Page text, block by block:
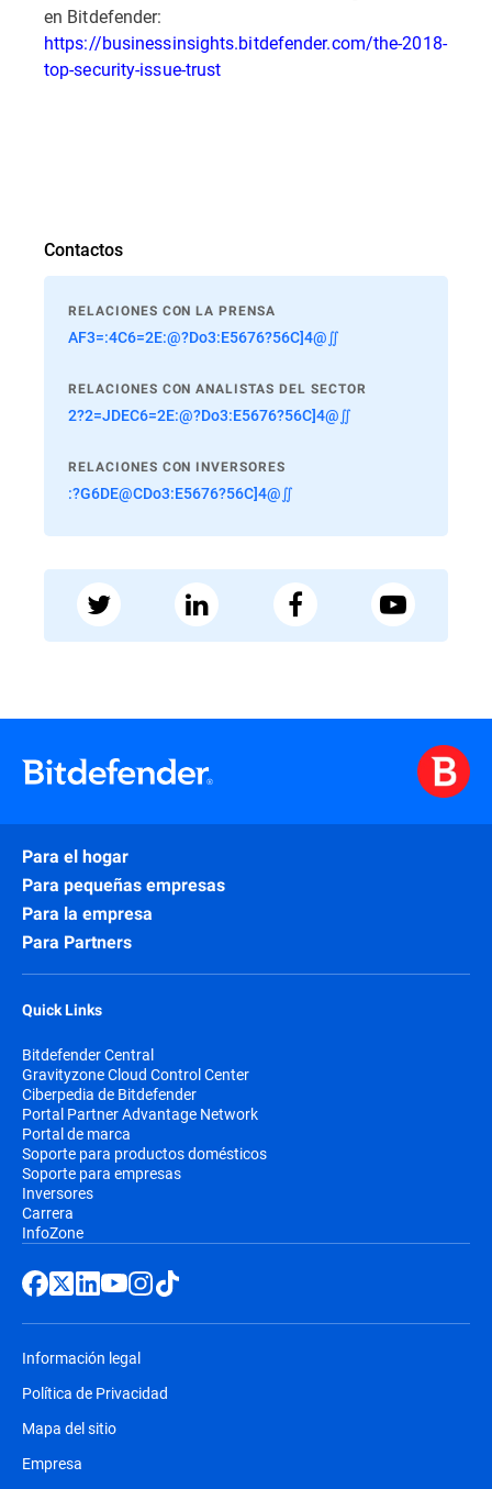
en Bitdefender:
https://businessinsights.bitdefender.com/the-2018-
top-security-issue-trust
Contactos
RELACIONES CON LA PRENSA
AF3=:4C6=2E:@?Do3:E5676?56C]4@∬
RELACIONES CON ANALISTAS DEL SECTOR
2?2=JDEC6=2E:@?Do3:E5676?56C]4@∬
RELACIONES CON INVERSORES
:?G6DE@CDo3:E5676?56C]4@∬
Para el hogar
Para pequeñas empresas
Para la empresa
Para Partners
Quick Links
Bitdefender Central
Gravityzone Cloud Control Center
Ciberpedia de Bitdefender
Portal Partner Advantage Network
Portal de marca
Soporte para productos domésticos
Soporte para empresas
Inversores
Carrera
InfoZone
Información legal
Política de Privacidad
Mapa del sitio
Empresa